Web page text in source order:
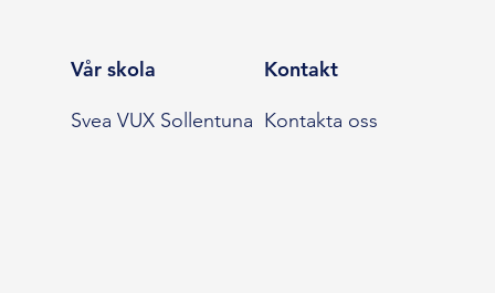
Vår skola
Svea VUX Sollentuna
Kontakt
Kontakta oss